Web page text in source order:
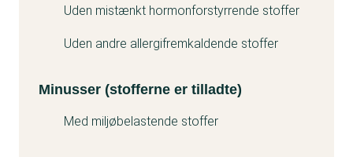
Uden mistænkt hormonforstyrrende stoffer
Uden andre allergifremkaldende stoffer
Minusser (stofferne er tilladte)
Med miljøbelastende stoffer